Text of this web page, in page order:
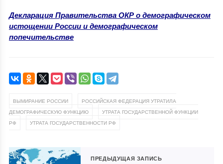
Декларация Правительства ОКР о демографическом
истощении России и демографическом
попечительстве
ВЫМИРАНИЕ РОССИИ
РОССИЙСКАЯ ФЕДЕРАЦИЯ УТРАТИЛА
ДЕМОГРАФИЧЕСКУЮ ФУНКЦИЮ
УТРАТА ГОСУДАРСТВЕННОЙ ФУНКЦИИ
РФ
УТРАТА ГОСУДАРСТВЕННОСТИ РФ
ПРЕДЫДУЩАЯ ЗАПИСЬ